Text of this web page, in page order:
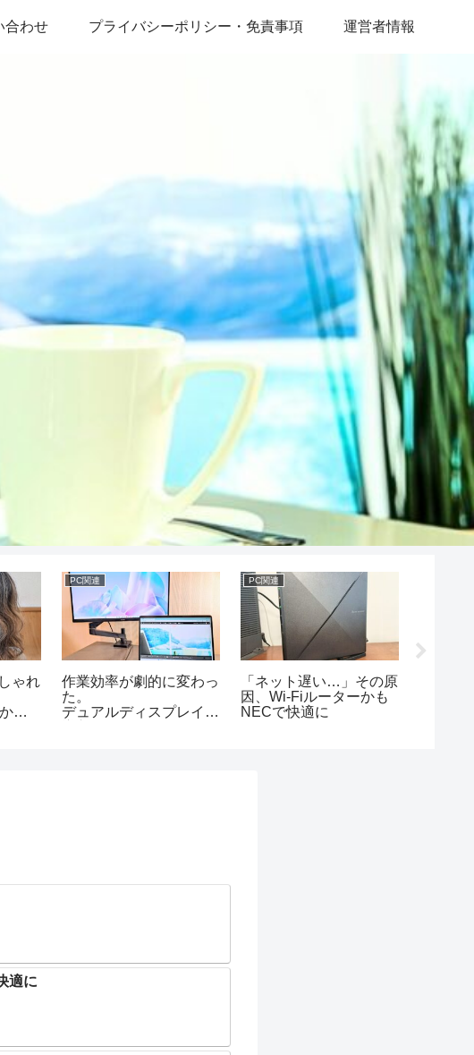
合わせ プライバシーポリシー・免責事項 運営者情報
ゃれ
し
PC関連
作業効率が劇的に変わっ
た。
デュアルディスプレイを
PC関連
「ネット遅い…」その原
因、Wi-Fiルーターかも
NECで快適に
適に